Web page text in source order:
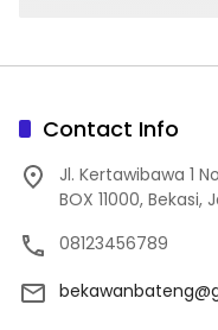
Contact Info
Jl. Kertawibawa 1
BOX 11000,
08123456789